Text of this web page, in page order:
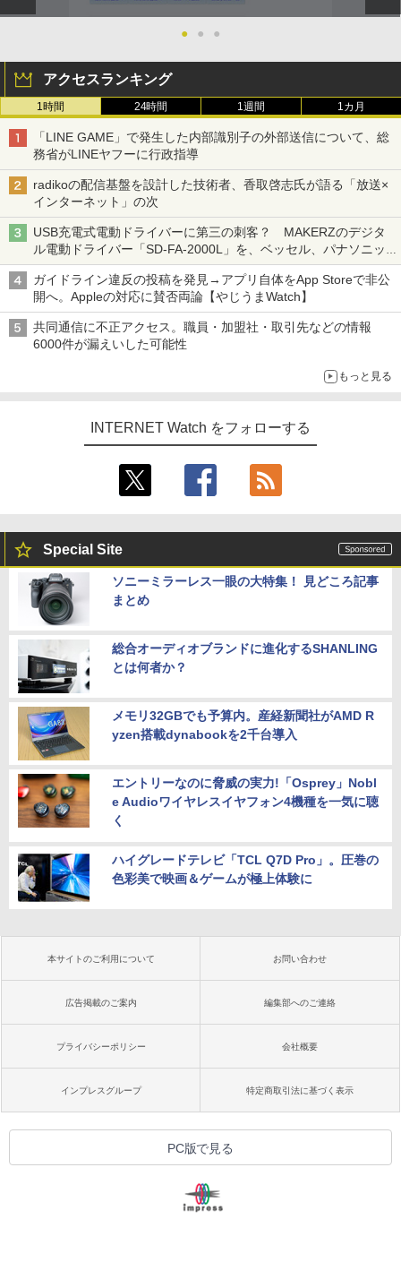
● ● ●
アクセスランキング
1時間 24時間 1週間 1カ月
「LINE GAME」で発生した内部識別子の外部送信について、総
務省がLINEヤフーに行政指導
radikoの配信基盤を設計した技術者、香取啓志氏が語る「放送×
インターネット」の次
USB充電式電動ドライバーに第三の刺客？ MAKERZのデジタ
ル電動ドライバー「SD-FA-2000L」を、ベッセル、パナソニッ
クと比較してみた 【テレワークグッズ・ミニレビュー 第165
回】
ガイドライン違反の投稿を発見→アプリ自体をApp Storeで非公
開へ。Appleの対応に賛否両論【やじうまWatch】
共同通信に不正アクセス。職員・加盟社・取引先などの情報
6000件が漏えいした可能性
もっと見る
INTERNET Watch をフォローする
Special Site
ソニーミラーレス一眼の大特集！ 見どころ記事
まとめ
総合オーディオブランドに進化するSHANLING
とは何者か？
メモリ32GBでも予算内。産経新聞社がAMD R
yzen搭載dynabookを2千台導入
エントリーなのに脅威の実力!「Osprey」Nobl
e Audioワイヤレスイヤフォン4機種を一気に聴
く
ハイグレードテレビ「TCL Q7D Pro」。圧巻の
色彩美で映画＆ゲームが極上体験に
本サイトのご利用について お問い合わせ
広告掲載のご案内 編集部へのご連絡
プライバシーポリシー 会社概要
インプレスグループ 特定商取引法に基づく表示
PC版で見る